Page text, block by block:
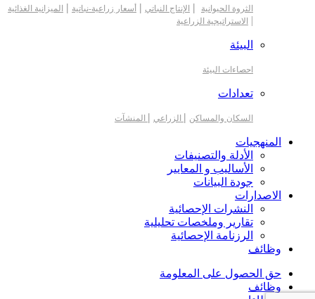
الثروة الحيوانية | الإنتاج النباتي | أسعار زراعية-نباتية | الميزانية الغذائية
| الاستراتيجية الزراعية
البيئة
احصاءات البيئة
تعدادات
السكان والمساكن | الزراعي | المنشآت
المنهجيات
الأدلة والتصنيفات
الأساليب و المعايير
جودة البيانات
الاصدارات
النشرات الإحصائية
تقارير وملخصات تحليلية
الرزنامة الإحصائية
وظائف
حق الحصول على المعلومة
وظائف